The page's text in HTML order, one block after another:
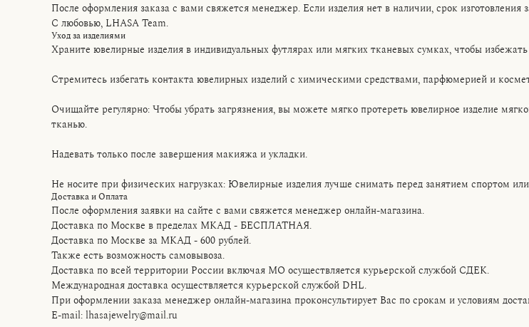
После оформления заказа с вами свяжется менеджер. Если изделия нет в наличии, срок изготовления
С любовью, LHASA Team.
Уход за изделиями
Храните ювелирные изделия в индивидуальных футлярах или мягких тканевых сумках, чтобы
Стремитесь избегать контакта ювелирных изделий с химическими средствами, парфюмерией и
Очищайте регулярно: Чтобы убрать загрязнения, вы можете мягко протереть ювелирное изделие
тканью.
Надевать только после завершения макияжа и укладки.
Не носите при физических нагрузках: Ювелирные изделия лучше снимать перед занятием спортом
Доставка и Оплата
После оформления заявки на сайте с вами свяжется менеджер онлайн-магазина.
Доставка по Москве в пределах МКАД - БЕСПЛАТНАЯ.
Доставка по Москве за МКАД - 600 рублей.
Также есть возможность самовывоза.
Доставка по всей территории России включая МО осуществляется курьерской службой CДЕК.
Международная доставка осуществляется курьерской службой DHL.
При оформлении заказа менеджер онлайн-магазина проконсультирует Вас по срокам и условиям
E-mail: lhasajewelry@mail.ru